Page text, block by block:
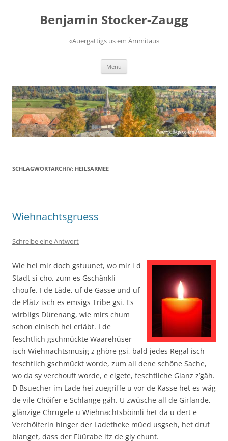
springenBenjamin Stocker-Zaugg
«Auergattigs us em Ämmitau»
Menü
SCHLAGWORTARCHIV: HEILSARMEE
Wiehnachtsgruess
Schreibe eine Antwort
Wie hei mir doch gstuunet, wo mir i d
Stadt si cho, zum es Gschänkli
choufe. I de Läde, uf de Gasse und uf
de Plätz isch es emsigs Tribe gsi. Es
wirbligs Dürenang, wie mirs chum
schon einisch hei erläbt. I de
feschtlich gschmückte Waarehüser
isch Wiehnachtsmusig z ghöre gsi, bald jedes Regal isch
feschtlich gschmückt worde, zum all dene schöne Sache,
wo da sy verchouft worde, e eigete, feschtliche Glanz z’gäh.
D Bsuecher im Lade hei zuegriffe u vor de Kasse het es wäg
de vile Chöifer e Schlange gäh. U zwüsche all de Girlande,
glänzige Chrugele u Wiehnachtsböimli het da u dert e
Verchöiferin hinger der Ladetheke müed usgseh, het druf
blanget, dass der Füürabe itz de gly chunt.